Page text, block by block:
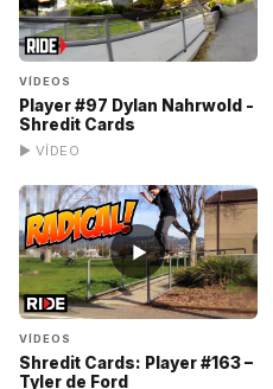
VÍDEOS
Player #97 Dylan Nahrwold -
Shredit Cards
▶ VÍDEO
▶
VÍDEOS
Shredit Cards: Player #163 –
Tyler de Ford